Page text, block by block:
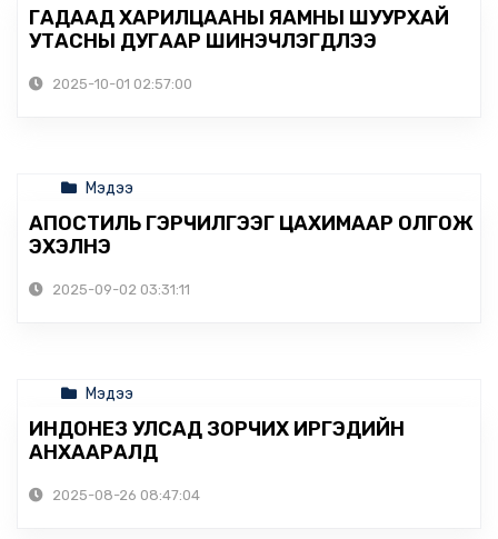
ГАДААД ХАРИЛЦААНЫ ЯАМНЫ ШУУРХАЙ
УТАСНЫ ДУГААР ШИНЭЧЛЭГДЛЭЭ
2025-10-01 02:57:00
Мэдээ
АПОСТИЛЬ ГЭРЧИЛГЭЭГ ЦАХИМААР ОЛГОЖ
ЭХЭЛНЭ
2025-09-02 03:31:11
Мэдээ
ИНДОНЕЗ УЛСАД ЗОРЧИХ ИРГЭДИЙН
АНХААРАЛД
2025-08-26 08:47:04